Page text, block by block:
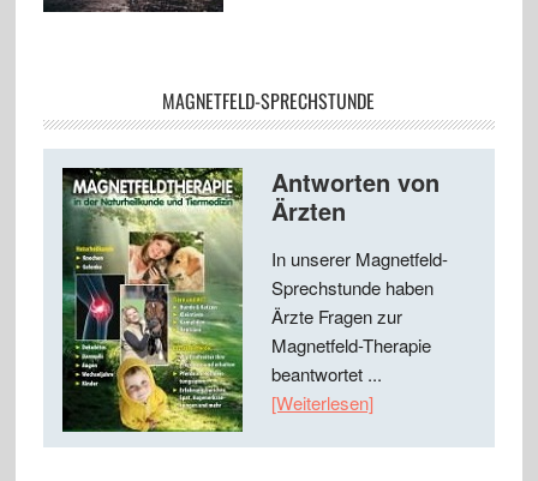
MAGNETFELD-SPRECHSTUNDE
Antworten von
Ärzten
In unserer Magnetfeld-
Sprechstunde haben
Ärzte Fragen zur
Magnetfeld-Therapie
beantwortet ...
[Weiterlesen]